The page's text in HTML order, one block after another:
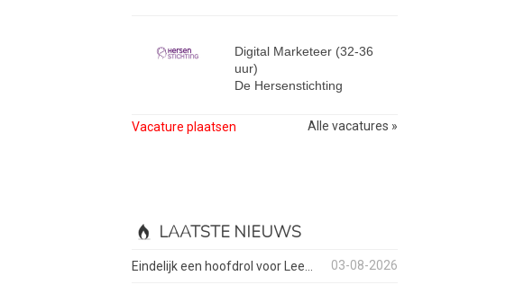
Digital Marketeer (32-36
uur)
De Hersenstichting
Vacature plaatsen Alle vacatures »
LAATSTE NIEUWS
Eindelijk een hoofdrol voor Lee... 03-08-2026